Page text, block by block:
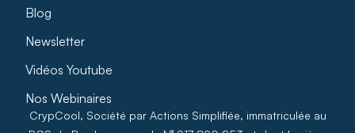
Blog
Newsletter
Vidéos Youtube
Nos Webinaires
CrypCool, Société par Actions Simplifiée, immatriculée au